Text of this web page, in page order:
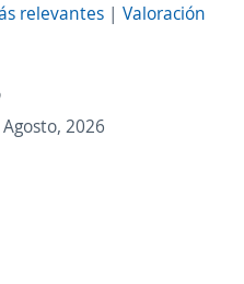
relevantes | Valoración
Agosto, 2026